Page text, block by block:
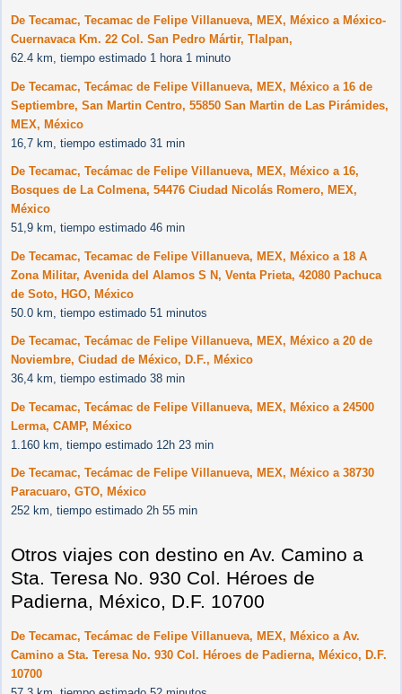
De Tecamac, Tecamac de Felipe Villanueva, MEX, México a México-
Cuernavaca Km. 22 Col. San Pedro Mártir, Tlalpan,
62.4 km, tiempo estimado 1 hora 1 minuto
De Tecamac, Tecámac de Felipe Villanueva, MEX, México a 16 de
Septiembre, San Martin Centro, 55850 San Martin de Las Pirámides,
MEX, México
16,7 km, tiempo estimado 31 min
De Tecamac, Tecámac de Felipe Villanueva, MEX, México a 16,
Bosques de La Colmena, 54476 Ciudad Nicolás Romero, MEX,
México
51,9 km, tiempo estimado 46 min
De Tecamac, Tecamac de Felipe Villanueva, MEX, México a 18 A
Zona Militar, Avenida del Alamos S N, Venta Prieta, 42080 Pachuca
de Soto, HGO, México
50.0 km, tiempo estimado 51 minutos
De Tecamac, Tecámac de Felipe Villanueva, MEX, México a 20 de
Noviembre, Ciudad de México, D.F., México
36,4 km, tiempo estimado 38 min
De Tecamac, Tecámac de Felipe Villanueva, MEX, México a 24500
Lerma, CAMP, México
1.160 km, tiempo estimado 12h 23 min
De Tecamac, Tecámac de Felipe Villanueva, MEX, México a 38730
Paracuaro, GTO, México
252 km, tiempo estimado 2h 55 min
Otros viajes con destino en Av. Camino a
Sta. Teresa No. 930 Col. Héroes de
Padierna, México, D.F. 10700
De Tecamac, Tecámac de Felipe Villanueva, MEX, México a Av.
Camino a Sta. Teresa No. 930 Col. Héroes de Padierna, México, D.F.
10700